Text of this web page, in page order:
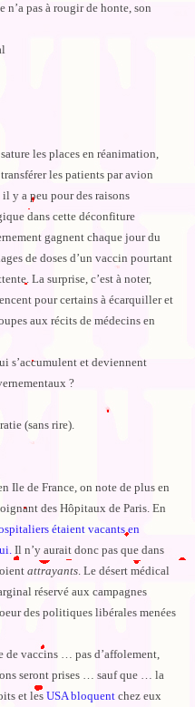
n’a pas à rougir de honte, son
les places en réanimation,
les patients par avion
y a peu pour des raisons
dans cette déconfiture
gagnent chaque jour du
de doses d’un vaccin pourtant
La surprise, c’est à noter,
pour certains à écarquiller et
aux récits de médecins en
s’accumulent et deviennent
?
(sans rire).
Ile de France, on note de plus en
des Hôpitaux de Paris. En
étaient vacants en
Il n’y aurait donc pas que dans
attrayants. Le désert médical
réservé aux campagnes
des politiques libérales menées
de vaccins … pas d’affolement,
seront prises … sauf que … la
et les USA bloquent chez eux